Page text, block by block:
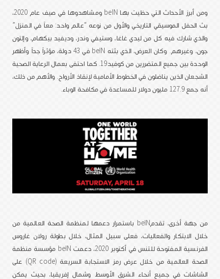
ومن أبرز الأحداث التي حظيت بها beIN ومشاهدوها في صيف عام 2020،
بث الحفل الموسيقي التاريخي والأول من نوعه “عالم واحد: معاً في المنزل”
والذي شارك فيه كل من ليدي غاغا، وستيفي وندر، وديفيد بيكهام، وإلتون
جون، وغيرهم. وكان العرض، الذي بثته beIN في 43 دولة، مؤثراً جداً وأظهر
الوحدة بين جميع المتضررين من كوفيد19. كما احتفى بعمال الرعاية الصحية
الشجعان الذين يناضلون في الخطوط الأمامية لإنقاذ الأرواح. والأهم من ذلك،
أنه جمع 127.9 مليون دولار للمساعدة في مكافحة الوباء.
من جهة أخرى، تقدمbeIN باستمرار دعمها لمنظمة الصحة العالمية من
خلال الابتكار والفعاليات، فعلى سبيل المثال، خلال بطولة رولان غاروس
الفرنسية المفتوحة للتنس في أكتوبر 2020، دعمت beIN مؤسسة منظمة
الصحة العالمية من خلال عرض رمز الاستجابة السريعة (QR code) على
الشاشات في جميع أنحاء الشرق الأوسط وشمال إفريقيا، بحيث يمكن